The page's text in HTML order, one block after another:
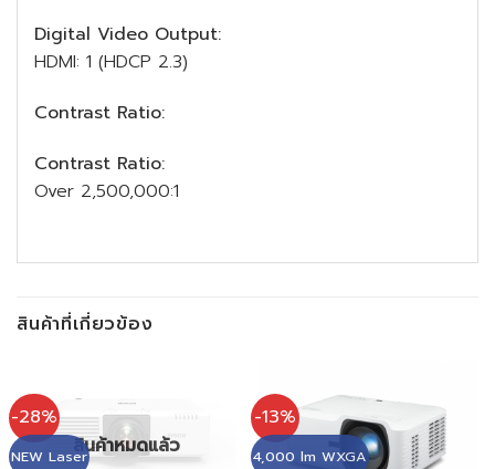
Digital Video Output:
HDMI: 1 (HDCP 2.3)
Contrast Ratio:
Contrast Ratio:
Over 2,500,000:1
สินค้าที่เกี่ยวข้อง
-28%
NEW Laserสินค้าหมดแล้ว
-13%
4,000 lm WXGA